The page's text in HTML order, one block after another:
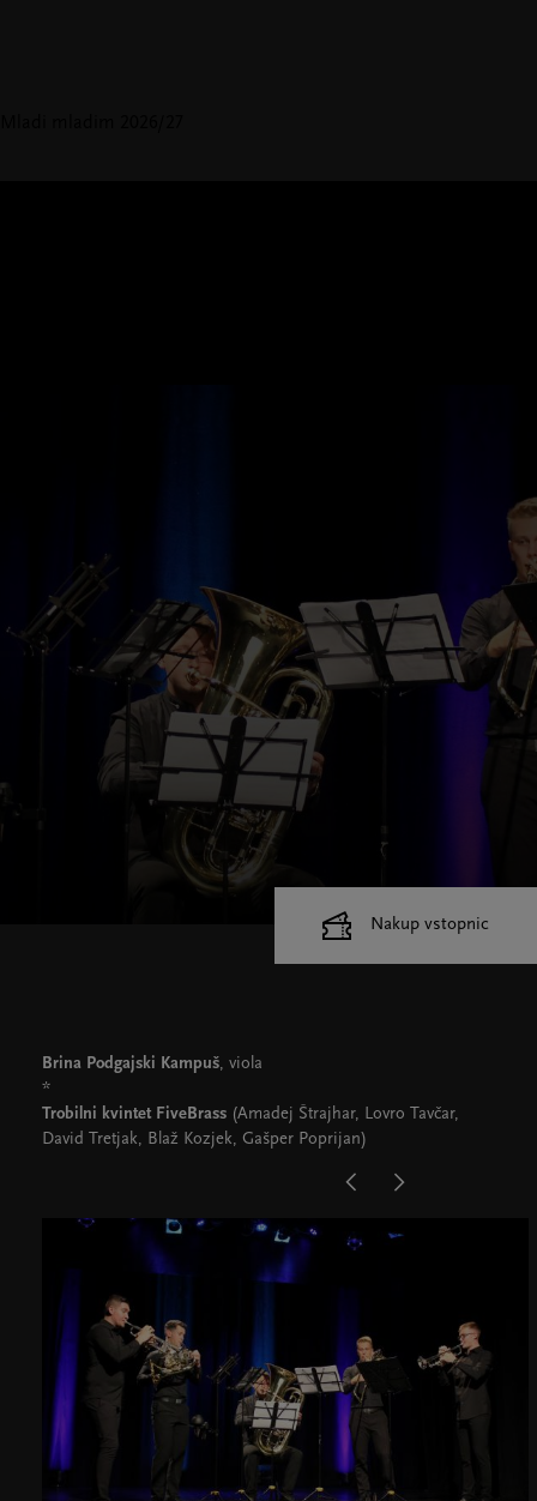
Brina Podgajski Kampuš, viola
*
Trobilni kvintet FiveBrass (Amadej Štrajhar, Lovro Tavčar,
David Tretjak, Blaž Kozjek, Gašper Poprijan)
Nakup vstopnic